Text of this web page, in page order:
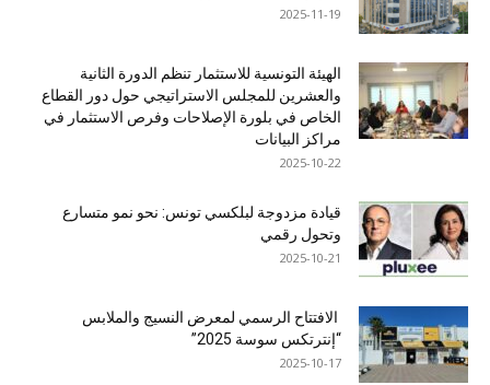
2025-11-19
الهيئة التونسية للاستثمار تنظم الدورة الثانية
والعشرين للمجلس الاستراتيجي حول دور القطاع
الخاص في بلورة الإصلاحات وفرص الاستثمار في
مراكز البيانات
2025-10-22
قيادة مزدوجة لبلكسي تونس: نحو نمو متسارع
وتحول رقمي
2025-10-21
الافتتاح الرسمي لمعرض النسيج والملابس
“إنترتكس سوسة 2025”
2025-10-17